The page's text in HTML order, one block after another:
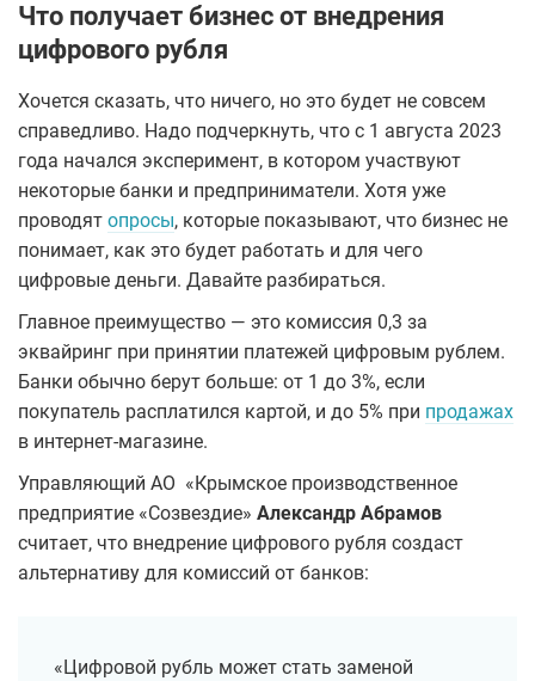
Что получает бизнес от внедрения
цифрового рубля
Хочется сказать, что ничего, но это будет не совсем
справедливо. Надо подчеркнуть, что с 1 августа 2023
года начался эксперимент, в котором участвуют
некоторые банки и предприниматели. Хотя уже
проводят опросы, которые показывают, что бизнес не
понимает, как это будет работать и для чего
цифровые деньги. Давайте разбираться.
Главное преимущество — это комиссия 0,3 за
эквайринг при принятии платежей цифровым рублем.
Банки обычно берут больше: от 1 до 3%, если
покупатель расплатился картой, и до 5% при продажах
в интернет-магазине.
Управляющий АО «Крымское производственное
предприятие «Созвездие» Александр Абрамов
считает, что внедрение цифрового рубля создаст
альтернативу для комиссий от банков:
«Цифровой рубль может стать заменой